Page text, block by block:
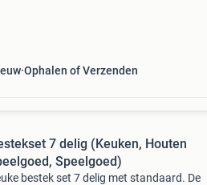
Ophalen of Verzenden
7 delig (Keuken, Houten
Speelgoed)
bestek set 7 delig met standaard. De